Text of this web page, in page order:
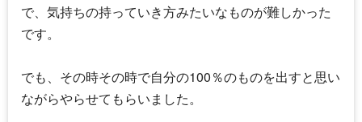
で、気持ちの持っていき方みたいなものが難しかった
です。
でも、その時その時で自分の100％のものを出すと思い
ながらやらせてもらいました。